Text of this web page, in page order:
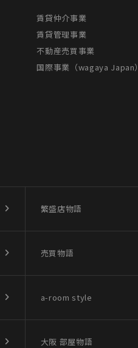
賃貸仲介事業
賃貸管理事業
不動産売買事業
国際事業（wagaya Japan）
繁盛店物語
売買物語
a-room style
大阪 部屋物語